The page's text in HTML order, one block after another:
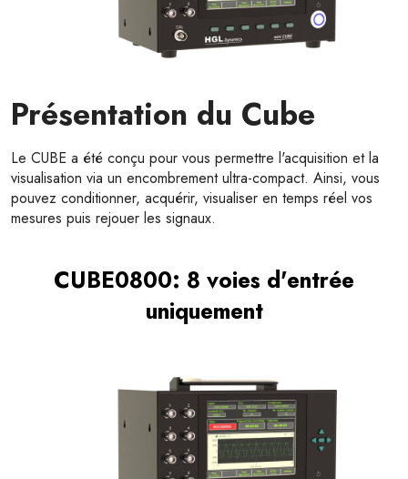
Présentation du Cube
Le CUBE a été conçu pour vous permettre l'acquisition et la
visualisation via un encombrement ultra-compact. Ainsi, vous
pouvez conditionner, acquérir, visualiser en temps réel vos
mesures puis rejouer les signaux.
CUBE0800: 8 voies d'entrée
uniquement